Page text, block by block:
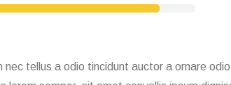
nec tellus a odio tincidunt auctor a ornare